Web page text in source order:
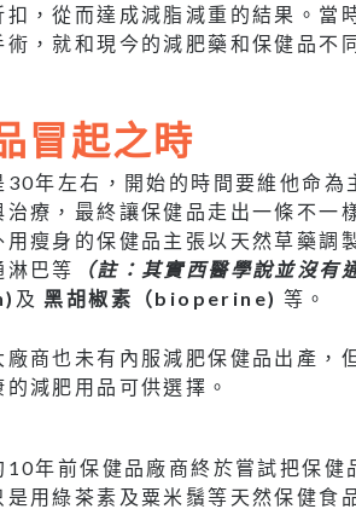
，從而達成減脂減重的結果。當
，就和現今的減肥藥和保健品不
冒起之時
年左右，開始的時間要維他命為
療，最終讓保健品走出一條不一
瘦身的保健品主張以天然草藥調
淋巴等
（註：其實西醫學說並沒有
及 黑胡椒素（bioperine) 等。
商也未有內服減肥保健品出產，
減肥用品可供選擇。
年前保健品廠商終於嘗試把保健
用綠茶素及粟米鬚等天然保健食